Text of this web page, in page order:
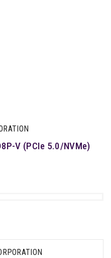
V (PCIe 5.0/NVMe)